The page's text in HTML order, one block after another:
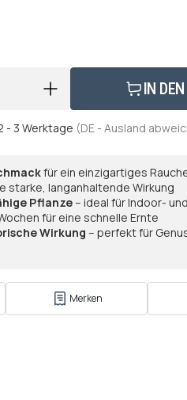
IN
- 3 Werktage (DE - Ausland
für ein einzigartiges
starke, langanhaltende Wirkung
Pflanze– ideal für Indoor-
für eine schnelle Ernte
Wirkung – perfekt für
Merken